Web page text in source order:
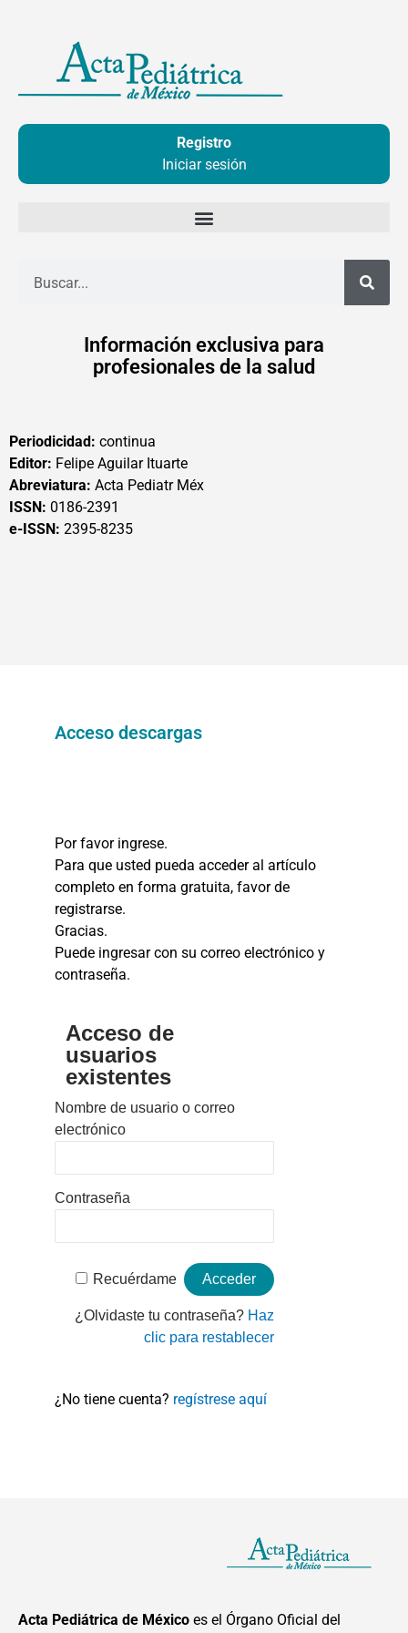
contenido
Registro
Iniciar sesión
Información exclusiva para
profesionales de la salud
Periodicidad: continua
Editor: Felipe Aguilar Ituarte
Abreviatura: Acta Pediatr Méx
ISSN: 0186-2391
e-ISSN: 2395-8235
Acceso descargas
Por favor ingrese.
Para que usted pueda acceder al artículo
completo en forma gratuita, favor de
registrarse.
Gracias.
Puede ingresar con su correo electrónico y
contraseña.
Acceso de
usuarios
existentes
Nombre de usuario o correo
electrónico
Contraseña
Recuérdame
¿Olvidaste tu contraseña? Haz
clic para restablecer
¿No tiene cuenta? regístrese aquí
Acta Pediátrica de México es el Órgano Oficial del